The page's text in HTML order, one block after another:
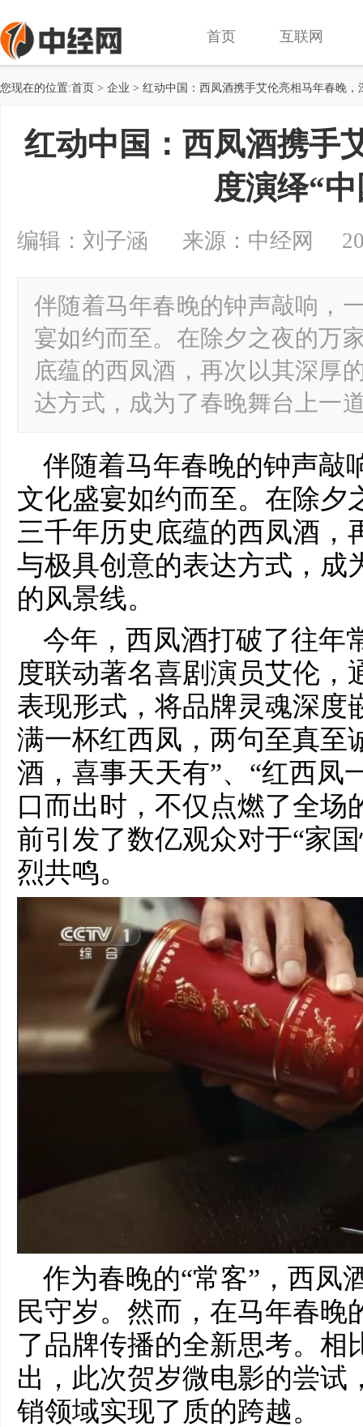
首页 互联网
您现在的位置:首页 > 企业 > 红动中国：西凤酒携手艾伦亮相马年春晚，
红动中国：西凤酒携手
度演绎“
编辑：刘子涵 来源：中经网
伴随着马年春晚的钟声敲响，
宴如约而至。在除夕之夜的万
底蕴的西凤酒，再次以其深厚
达方式，成为了春晚舞台上
伴随着马年春晚的钟声敲
文化盛宴如约而至。在除夕
三千年历史底蕴的西凤酒，
与极具创意的表达方式，成
的风景线。
今年，西凤酒打破了往年
度联动著名喜剧演员艾伦，
表现形式，将品牌灵魂深度
满一杯红西凤，两句至真
酒，喜事天天有”、“红西凤
口而出时，不仅点燃了全场
前引发了数亿观众对于“家
烈共鸣。
作为春晚的“常客”，西凤
民守岁。然而，在马年春晚
了品牌传播的全新思考。相
出，此次贺岁微电影的尝试
销领域实现了质的跨越。